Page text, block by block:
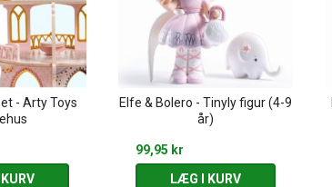
- Arty Toys
Elfe & Bolero - Tinyly figur (4-9
år)
99,95 kr
LÆG I KURV